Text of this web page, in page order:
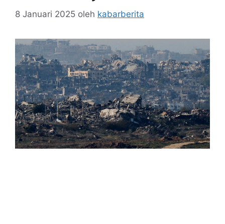
8 Januari 2025 oleh kabarberita